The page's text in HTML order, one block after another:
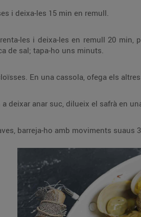
i deixa-les 15 min en remull.
les i deixa-les en remull 20 min,
de sal; tapa-ho uns minuts.
En una cassola, ofega els
deixar anar suc, dilueix el safrà en
barreja-ho amb moviments suaus